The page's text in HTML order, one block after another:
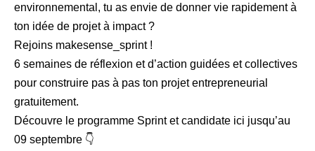
environnemental, tu as envie de donner vie rapidement à
ton idée de projet à impact ?
Rejoins makesense_sprint !
6 semaines de réflexion et d’action guidées et collectives
pour construire pas à pas ton projet entrepreneurial
gratuitement.
Découvre le programme Sprint et candidate ici jusqu’au
09 septembre 👇